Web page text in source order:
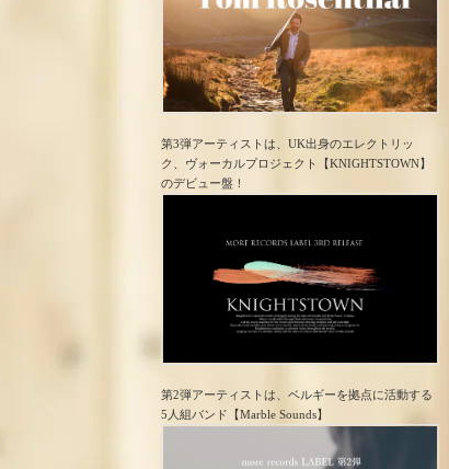
第3弾アーティストは、UK出身のエレクトリッ
ク、ヴォーカルプロジェクト【KNIGHTSTOWN】
のデビュー盤！
第2弾アーティストは、ベルギーを拠点に活動する
5人組バンド【Marble Sounds】